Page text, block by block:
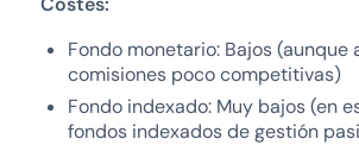
Fondo monetario: Bajos (aunque
comisiones poco competitivas)
Fondo indexado: Muy bajos (en
fondos indexados de gestión